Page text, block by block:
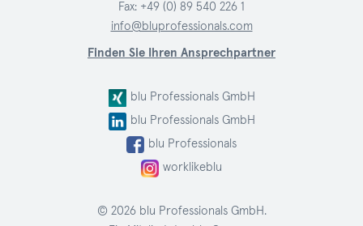
Fax: +49 (0) 89 540 226 1
info@bluprofessionals.com
Finden Sie Ihren Ansprechpartner
blu Professionals GmbH
blu Professionals GmbH
blu Professionals
worklikeblu
© 2026 blu Professionals GmbH.